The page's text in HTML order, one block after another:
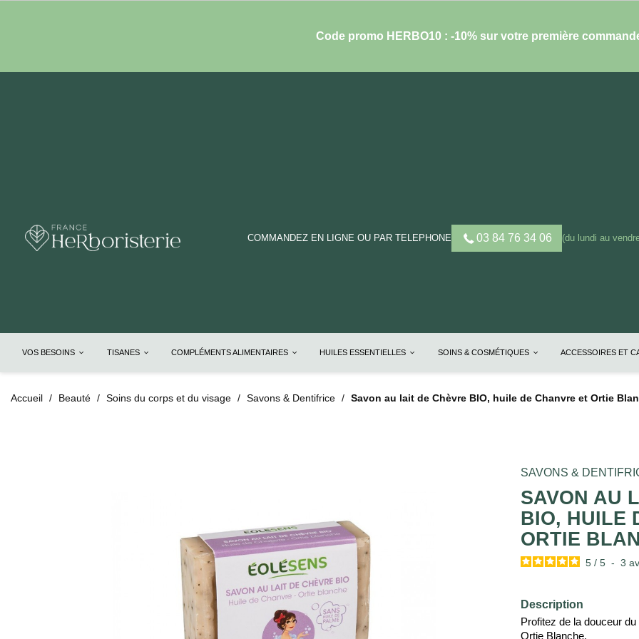
Code promo HERBO10 : -10% sur votre première
COMMANDEZ EN LIGNE OU PAR TELEPHONE 03 84 76 34 06 (du lundi au
VOS BESOINS TISANES COMPLÉMENTS ALIMENTAIRES HUILES ESSENTIELLES SOINS & COSMÉTIQUES ACCESSOIRES ET
Accueil Beauté Soins du corps et du visage Savons & Dentifrice Savon au lait de Chèvre BIO, huile de Chanvre et Ortie
SAVONS &
SAVON AU
BIO, HUILE
ORTIE
5 / 5 - 3
Description
Profitez de la douceur
Ortie Blanche.